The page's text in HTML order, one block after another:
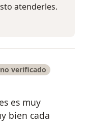
atenderles.
verificado
es muy
bien cada